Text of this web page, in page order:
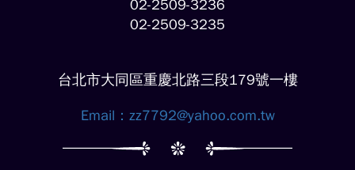
02-2509-3236
02-2509-3235
台北市大同區重慶北路三段179號一樓
Email： zz7792@yahoo.com.tw